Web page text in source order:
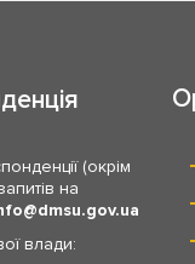
(окрім
на
dmsu.gov.ua
влади: